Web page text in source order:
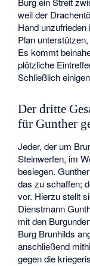
weil der
Hand
Plan
Es kommt
plötzliche
Schließlich
Der dritte
für Gunther
Jeder, der um
Steinwerfen, im
besiegen.
das zu schaffen;
vor. Hierzu stellt
Dienstmann
mit den
Burg Brunhilds
anschließend
gegen die